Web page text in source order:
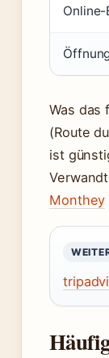
Was das
(Route
ist
Monthey